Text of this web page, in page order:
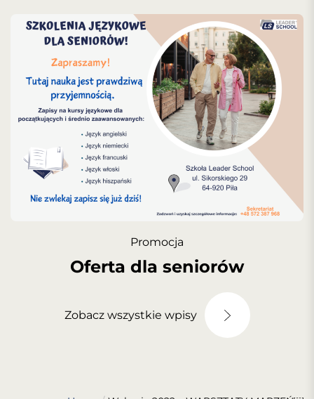
Promocja
Oferta dla seniorów
Zobacz wszystkie wpisy